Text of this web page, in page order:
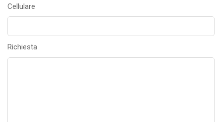
Cellulare
Richiesta